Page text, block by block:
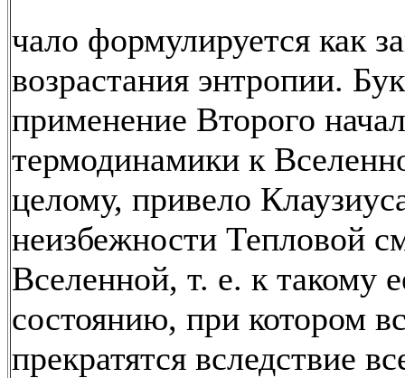
чало формулируется как
возрастания энтропии.
применение Второго
термодинамики к
целому, привело
неизбежности Тепловой
Вселенной, т. е. к такому
состоянию, при котором
прекратятся вследствие